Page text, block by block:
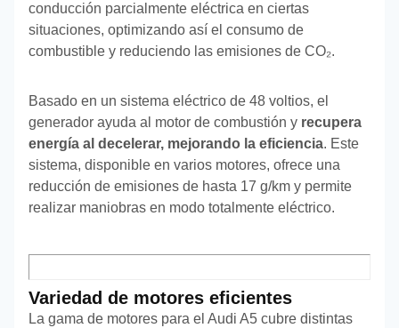
conducción parcialmente eléctrica en ciertas
situaciones, optimizando así el consumo de
combustible y reduciendo las emisiones de CO₂.
Basado en un sistema eléctrico de 48 voltios, el
generador ayuda al motor de combustión y recupera
energía al decelerar, mejorando la eficiencia. Este
sistema, disponible en varios motores, ofrece una
reducción de emisiones de hasta 17 g/km y permite
realizar maniobras en modo totalmente eléctrico.
Variedad de motores eficientes
La gama de motores para el Audi A5 cubre distintas